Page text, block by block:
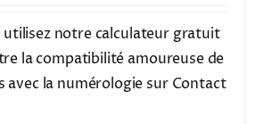
notre calculateur gratuit
la compatibilité amoureuse de
avec la numérologie sur Contact